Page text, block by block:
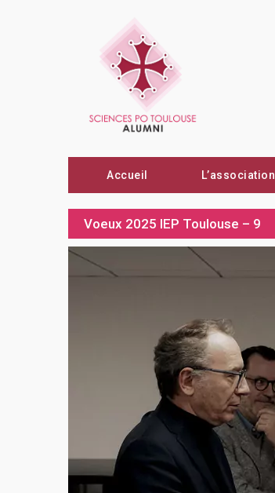
Accueil L’association
Voeux 2025 IEP Toulouse – 9